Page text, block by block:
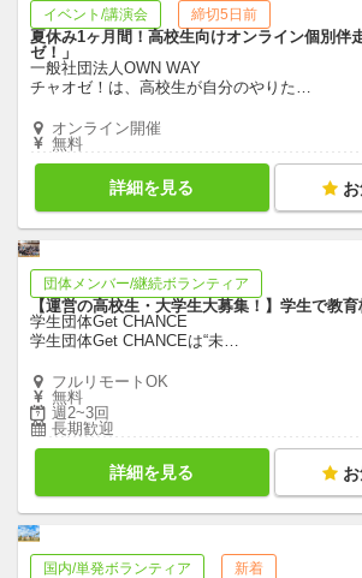
イベント/講演会 締切5日前
夏休み1ヶ月間！高校生向けオンライン個別伴
ゼ！」
一般社団法人OWN WAY
チャオゼ！は、高校生が自分のやりた
オンライン開催
無料
詳細を見る
団体メンバー/継続ボランティア
【運営の高校生・大学生大募集！】学生で教
学生団体Get CHANCE
学生団体Get CHANCEは“未
フルリモートOK
無料
週2~3回
長期歓迎
詳細を見る
国内/単発ボランティア 新着